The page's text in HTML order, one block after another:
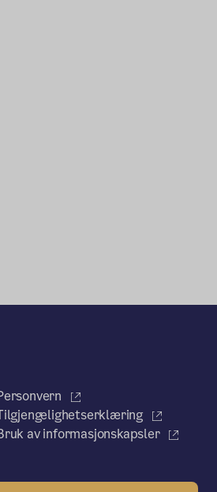
av informasjonskapsler